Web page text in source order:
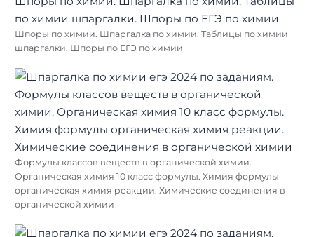
Шпоры по химии. Шпаргалка по химии. Таблицы по химии
шпаргалки. Шпоры по ЕГЭ по химии
Формулы классов веществ в органической химии.
Органическая химия 10 класс формулы. Химия формулы
органическая химия реакции. Химические соединения в
органической химии